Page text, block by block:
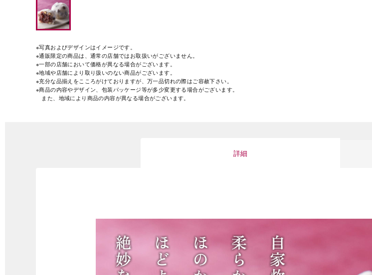
※写真およびデザインはイメージです。
※通販限定の商品は、通常の店舗ではお取扱いがございません。
※一部の店舗において価格が異なる場合がございます。
※地域や店舗により取り扱いのない商品がございます。
※充分な品揃えをこころがけておりますが、万一品切れの際はご容赦下さい。
※商品の内容やデザイン、包装パッケージ等が多少変更する場合がございます。
また、地域により商品の内容が異なる場合がございます。
詳細